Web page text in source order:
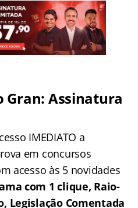
Gran: Assinatura
IMEDIATO a
em concursos
acesso às 5 novidades
com 1 clique, Raio-
Legislação Comentada